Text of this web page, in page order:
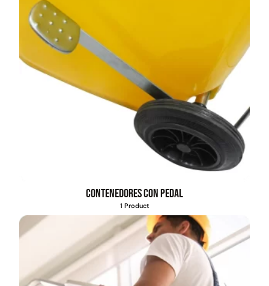
Contenedores con pedal
1 Product